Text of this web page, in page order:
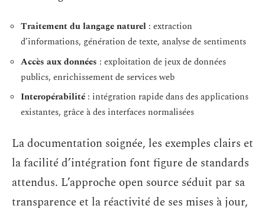
Traitement du langage naturel : extraction
d’informations, génération de texte, analyse de sentiments
Accès aux données : exploitation de jeux de données
publics, enrichissement de services web
Interopérabilité : intégration rapide dans des applications
existantes, grâce à des interfaces normalisées
La documentation soignée, les exemples clairs et
la facilité d’intégration font figure de standards
attendus. L’approche open source séduit par sa
transparence et la réactivité de ses mises à jour,